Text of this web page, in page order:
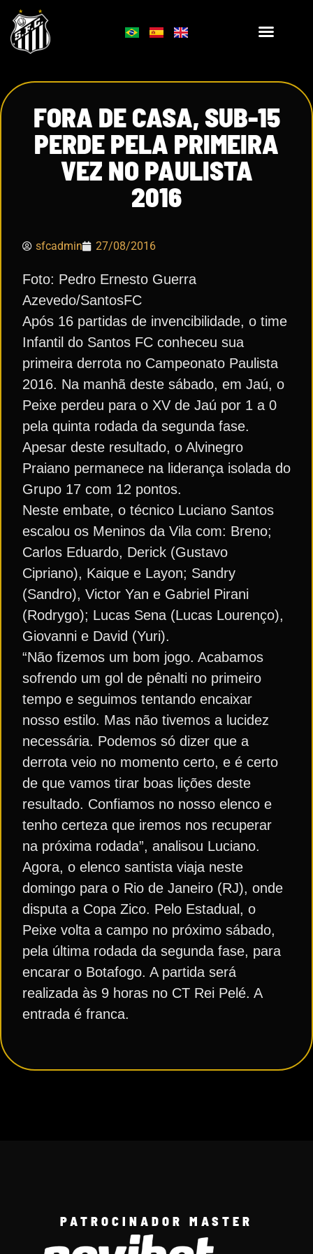
FORA DE CASA, SUB-15
PERDE PELA PRIMEIRA
VEZ NO PAULISTA
2016
sfcadmin 27/08/2016
Foto: Pedro Ernesto Guerra
Azevedo/SantosFC
Após 16 partidas de invencibilidade, o time
Infantil do Santos FC conheceu sua
primeira derrota no Campeonato Paulista
2016. Na manhã deste sábado, em Jaú, o
Peixe perdeu para o XV de Jaú por 1 a 0
pela quinta rodada da segunda fase.
Apesar deste resultado, o Alvinegro
Praiano permanece na liderança isolada do
Grupo 17 com 12 pontos.
Neste embate, o técnico Luciano Santos
escalou os Meninos da Vila com: Breno;
Carlos Eduardo, Derick (Gustavo
Cipriano), Kaique e Layon; Sandry
(Sandro), Victor Yan e Gabriel Pirani
(Rodrygo); Lucas Sena (Lucas Lourenço),
Giovanni e David (Yuri).
“Não fizemos um bom jogo. Acabamos
sofrendo um gol de pênalti no primeiro
tempo e seguimos tentando encaixar
nosso estilo. Mas não tivemos a lucidez
necessária. Podemos só dizer que a
derrota veio no momento certo, e é certo
de que vamos tirar boas lições deste
resultado. Confiamos no nosso elenco e
tenho certeza que iremos nos recuperar
na próxima rodada”, analisou Luciano.
Agora, o elenco santista viaja neste
domingo para o Rio de Janeiro (RJ), onde
disputa a Copa Zico. Pelo Estadual, o
Peixe volta a campo no próximo sábado,
pela última rodada da segunda fase, para
encarar o Botafogo. A partida será
realizada às 9 horas no CT Rei Pelé. A
entrada é franca.
PATROCINADOR MASTER